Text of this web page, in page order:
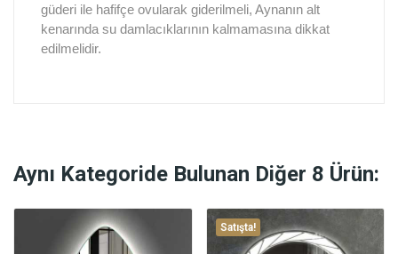
güderi ile hafifçe ovularak giderilmeli, Aynanın alt
kenarında su damlacıklarının kalmamasına dikkat
edilmelidir.
Aynı Kategoride Bulunan Diğer 8 Ürün:
Satışta!